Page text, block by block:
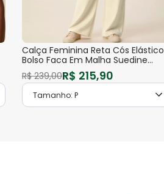
Calça Feminina Reta Cós Elástico
Bolso Faca Em Malha Suedine
Premium
R$ 239,00R$ 215,90
Tamanho: P